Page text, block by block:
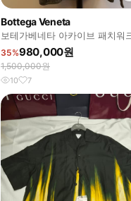
Bottega Veneta
보테가베네타 아카이브 패치워
탑
35%980,000원
1,500,000원
10 7